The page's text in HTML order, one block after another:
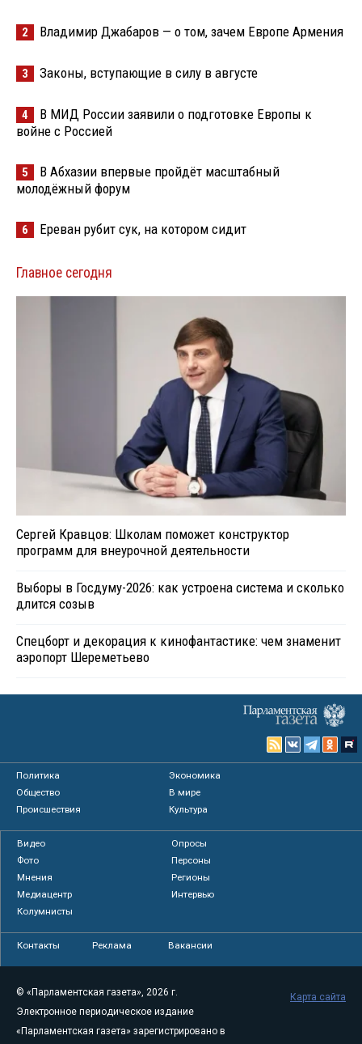
2 Владимир Джабаров — о том, зачем Европе Армения
3 Законы, вступающие в силу в августе
4
В МИД России заявили о подготовке Европы к
войне с Россией
5
В Абхазии впервые пройдёт масштабный
молодёжный форум
6 Ереван рубит сук, на котором сидит
Главное сегодня
Сергей Кравцов: Школам поможет конструктор
программ для внеурочной деятельности
Выборы в Госдуму-2026: как устроена система и сколько
длится созыв
Спецборт и декорация к кинофантастике: чем знаменит
аэропорт Шереметьево
Политика
Экономика
Общество
В мире
Происшествия
Культура
Видео
Опросы
Фото
Персоны
Мнения
Регионы
Медиацентр
Интервью
Колумнисты
Контакты Реклама Вакансии
© «Парламентская газета», 2026 г.
Электронное периодическое издание
«Парламентская газета» зарегистрировано в
Карта сайта